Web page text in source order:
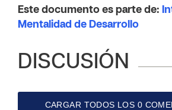
Este documento es parte de:
Mentalidad de Desarrollo
DISCUSIÓN
CARGAR TODOS LOS 0